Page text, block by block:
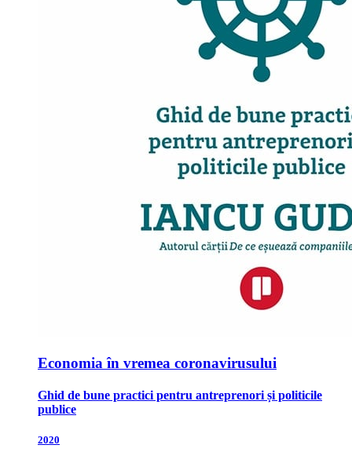
Economia în vremea coronavirusului
Ghid de bune practici pentru antreprenori și politicile
publice
2020